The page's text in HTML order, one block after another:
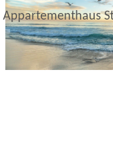
Zum
Inhalt
springen
Appartementhaus